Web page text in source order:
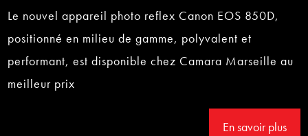
Le nouvel appareil photo reflex Canon EOS 850D,
positionné en milieu de gamme, polyvalent et
performant, est disponible chez Camara Marseille au
meilleur prix
En savoir plus